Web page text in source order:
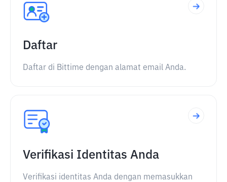
Daftar
Daftar di Bittime dengan alamat email Anda.
Verifikasi Identitas Anda
Verifikasi identitas Anda dengan memasukkan